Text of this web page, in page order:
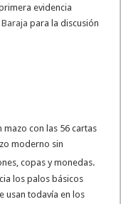
evidencia
Baraja para la discusión
con las 56 cartas
moderno sin
copas y monedas.
los palos básicos
usan todavía en los